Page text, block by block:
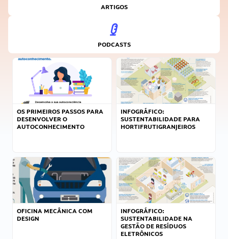
ARTIGOS
PODCASTS
OS PRIMEIROS PASSOS PARA
DESENVOLVER O
AUTOCONHECIMENTO
INFOGRÁFICO:
SUSTENTABILIDADE PARA
HORTIFRUTIGRANJEIROS
OFICINA MECÂNICA COM
DESIGN
INFOGRÁFICO:
SUSTENTABILIDADE NA
GESTÃO DE RESÍDUOS
ELETRÔNICOS